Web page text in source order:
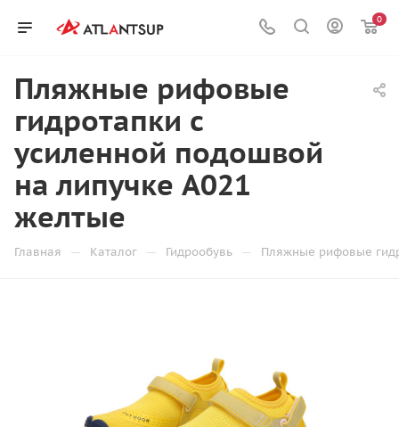
0
Пляжные рифовые
гидротапки с
усиленной подошвой
на липучке A021
желтые
Главная — Каталог — Гидрообувь — Пляжные рифовые